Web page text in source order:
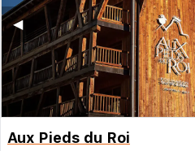
◀︎
Aux Pieds du Roi